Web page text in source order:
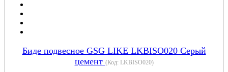
Биде подвесное GSG LIKE LKBISO020 Серый
цемент (Код: LKBISO020)